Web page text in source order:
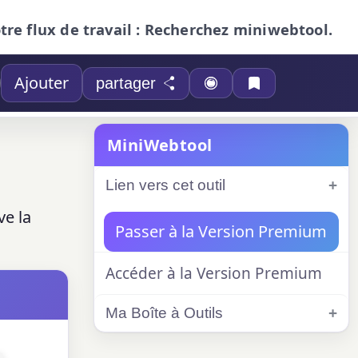
flux de travail : Recherchez miniwebtool.
Ajouter partager
la
MiniWebtool
Lien vers cet outil
Passer à la Version Premium
Accéder à la Version Premium
Ma Boîte à Outils